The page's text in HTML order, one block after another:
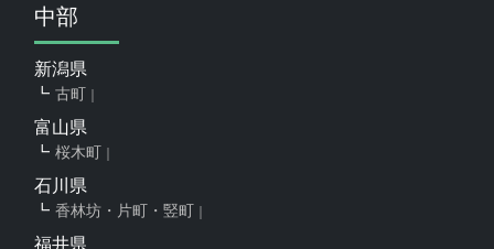
中部
新潟県
古町
富山県
桜木町
石川県
香林坊・片町・竪町
福井県